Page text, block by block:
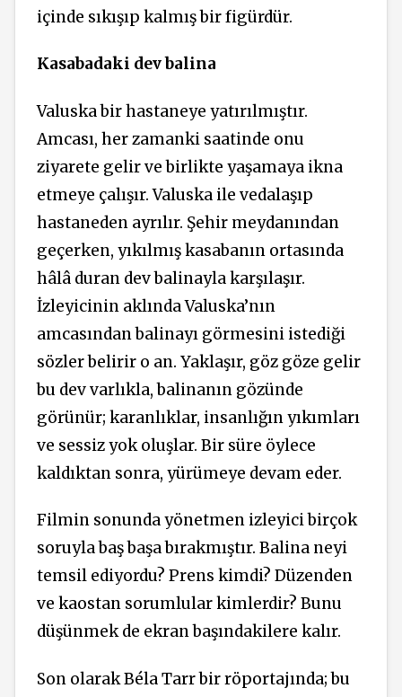
içinde sıkışıp kalmış bir figürdür.
Kasabadaki dev balina
Valuska bir hastaneye yatırılmıştır.
Amcası, her zamanki saatinde onu
ziyarete gelir ve birlikte yaşamaya ikna
etmeye çalışır. Valuska ile vedalaşıp
hastaneden ayrılır. Şehir meydanından
geçerken, yıkılmış kasabanın ortasında
hâlâ duran dev balinayla karşılaşır.
İzleyicinin aklında Valuska’nın
amcasından balinayı görmesini istediği
sözler belirir o an. Yaklaşır, göz göze gelir
bu dev varlıkla, balinanın gözünde
görünür; karanlıklar, insanlığın yıkımları
ve sessiz yok oluşlar. Bir süre öylece
kaldıktan sonra, yürümeye devam eder.
Filmin sonunda yönetmen izleyici birçok
soruyla baş başa bırakmıştır. Balina neyi
temsil ediyordu? Prens kimdi? Düzenden
ve kaostan sorumlular kimlerdir? Bunu
düşünmek de ekran başındakilere kalır.
Son olarak Béla Tarr bir röportajında; bu